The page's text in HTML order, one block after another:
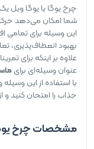
چرخ یوگا یا یوگا ویل
شما امکان می‌دهد
این وسیله برای تمامی
بهبود انعطاف‌پذیری،
علاوه بر اینکه برای
عنوان وسیله‌ای برای
با استفاده از این
جذاب را امتحان کنید و
مشخصات چرخ